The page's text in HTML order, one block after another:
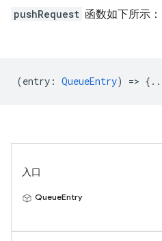
pushRequest 函数如下所示：
(entry : QueueEntry) =>
入口
QueueEntry